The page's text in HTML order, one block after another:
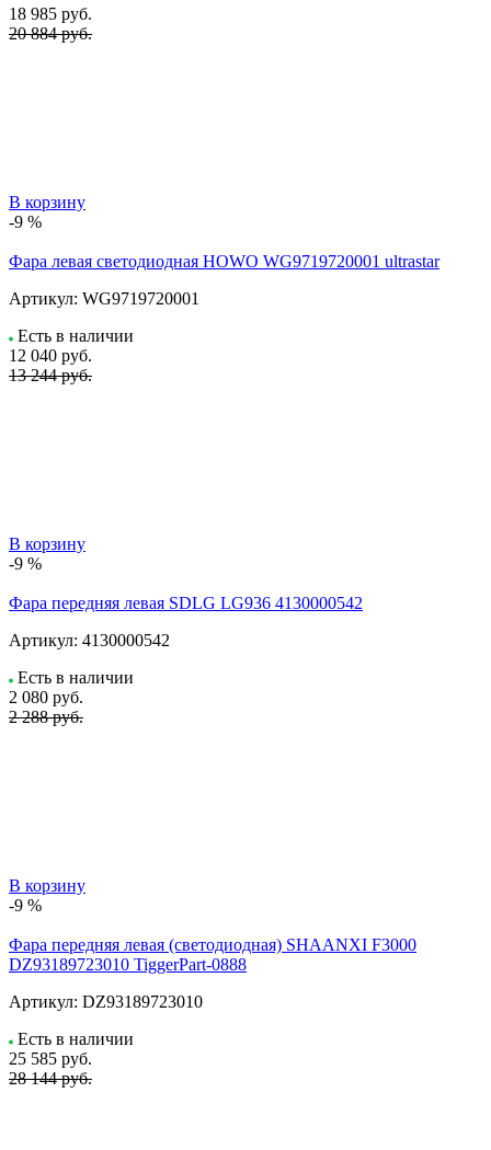
18 985 руб.
20 884 руб.
В корзину
-9 %
Фара левая светодиодная HOWO WG9719720001 ultrastar
Артикул: WG9719720001
Есть в наличии
12 040 руб.
13 244 руб.
В корзину
-9 %
Фара передняя левая SDLG LG936 4130000542
Артикул: 4130000542
Есть в наличии
2 080 руб.
2 288 руб.
В корзину
-9 %
Фара передняя левая (светодиодная) SHAANXI F3000
DZ93189723010 TiggerPart-0888
Артикул: DZ93189723010
Есть в наличии
25 585 руб.
28 144 руб.